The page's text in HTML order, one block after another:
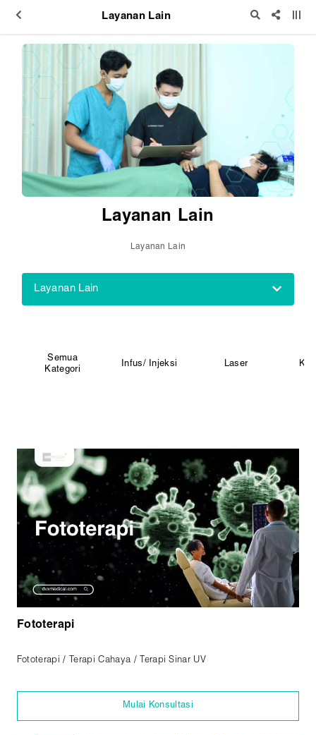
Layanan Lain
Layanan Lain
Layanan Lain
Layanan Lain
Semua
Kategori
Infus/ Injeksi Laser
Fototerapi
Fototerapi / Terapi Cahaya / Terapi Sinar UV
Mulai Konsultasi